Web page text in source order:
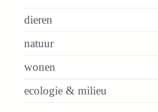
dieren
natuur
wonen
ecologie & milieu